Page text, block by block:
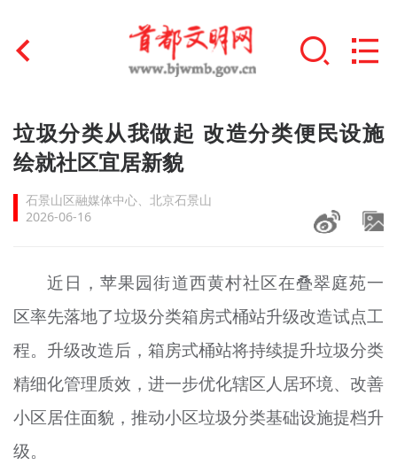
首页
文明创建
文明实践
未成年人思想道德建设
榜样人物
+
身边好人
文明评论
北京宣传文化引导基金
垃圾分类从我做起 改造分类便民设施
绘就社区宜居新貌
石景山区融媒体中心、北京石景山
2026-06-16
近日，苹果园街道西黄村社区在叠翠庭苑一
区率先落地了垃圾分类箱房式桶站升级改造试点工
程。升级改造后，箱房式桶站将持续提升垃圾分类
精细化管理质效，进一步优化辖区人居环境、改善
小区居住面貌，推动小区垃圾分类基础设施提档升
级。